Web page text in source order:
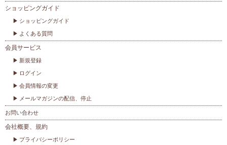
ショッピングガイド
ショッピングガイド
よくある質問
会員サービス
新規登録
ログイン
会員情報の変更
メールマガジンの配信、停止
お問い合わせ
会社概要、規約
プライバシーポリシー